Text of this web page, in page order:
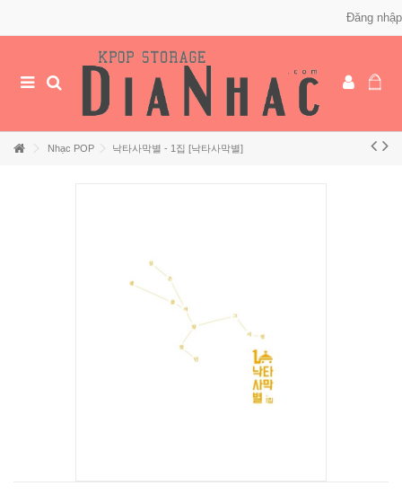
Đăng nhập
Nhạc POP 낙타사막별 - 1집 [낙타사막별]